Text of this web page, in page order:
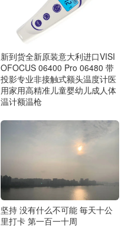
新到货全新原装意大利进口VISI
OFOCUS 06400 Pro 06480 带
投影专业非接触式额头温度计医
用家用高精准儿童婴幼儿成人体
温计额温枪
坚持 没有什么不可能 毎天十公
里打卡 第一百一十周